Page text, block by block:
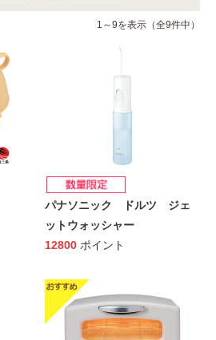
1～9を表示（全9件中）
パナソニック ドルツ ジェ
ットウォッシャー
12800 ポイント